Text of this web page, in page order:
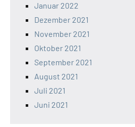
Januar 2022
Dezember 2021
November 2021
Oktober 2021
September 2021
August 2021
Juli 2021
Juni 2021